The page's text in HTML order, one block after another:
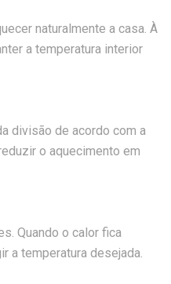
naturalmente a casa. À
a temperatura interior
divisão de acordo com a
o aquecimento em
Quando o calor fica
a temperatura desejada.